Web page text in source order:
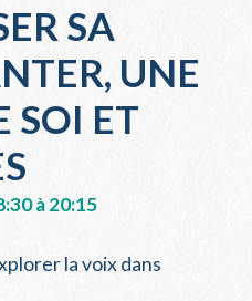
SA
UNE
SOI ET
à 20:15
la voix dans